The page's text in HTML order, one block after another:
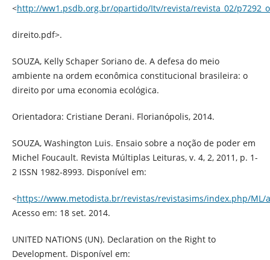
<http://ww1.psdb.org.br/opartido/Itv/revista/revista_02/
direito.pdf>.
SOUZA, Kelly Schaper Soriano de. A defesa do meio
ambiente na ordem econômica constitucional brasileira: o
direito por uma economia ecológica.
Orientadora: Cristiane Derani. Florianópolis, 2014.
SOUZA, Washington Luis. Ensaio sobre a noção de poder em
Michel Foucault. Revista Múltiplas Leituras, v. 4, 2, 2011, p. 1-
2 ISSN 1982-8993. Disponível em:
<https://www.metodista.br/revistas/revistasims/index.php/ML/
Acesso em: 18 set. 2014.
UNITED NATIONS (UN). Declaration on the Right to
Development. Disponível em: